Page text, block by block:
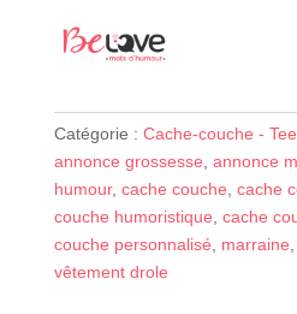
Catégorie : Cache-couche -
annonce grossesse annonce
humour, cache couche cache
couche humoristique cache
couche personnalisé
marraine
vêtement drole